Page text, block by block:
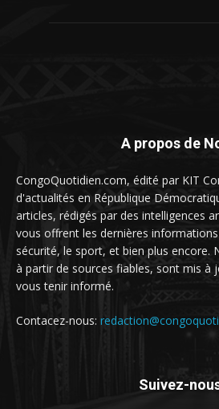
A propos de
CongoQuotidien.com, édité par KIT
d'actualités en République
articles, rédigés par des intelligences
vous offrent les dernières
sécurité, le sport, et bien plus encore.
à partir de sources fiables, sont mis à
vous tenir informé.
Contacez-nous:
Suivez-